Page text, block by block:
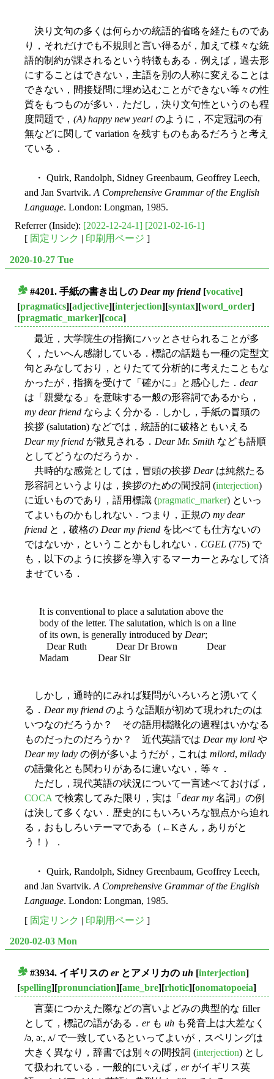
決り文句の多くは何らかの統語的省略を経たものであ
り，それだけでも不規則と言い得るが，加えて様々な統
語的制約が課されるという特徴もある．例えば，過去形
にすることはできない，主語を別の人称に変えることは
できない，間接疑問に埋め込むことができない等々の性
質をもつものが多い．ただし，決り文句性というのも程
度問題で， (A) happy new year! のように，不定冠詞の有
無などに関して variation を残すものもあるだろうと考え
ている．
・ Quirk, Randolph, Sidney Greenbaum, Geoffrey Leech,
and Jan Svartvik. A Comprehensive Grammar of the English
Language. London: Longman, 1985.
Referrer (Inside): [2022-12-24-1] [2021-02-16-1]
[ 固定リンク | 印刷用ページ ]
2020-10-27 Tue
#4201. 手紙の書き出しの Dear my friend[vocative]
[pragmatics][adjective][interjection][syntax][word_order]
[pragmatic_marker][coca]
最近，大学院生の指摘にハッとさせられることが多
く，たいへん感謝している．標記の話題も一種の定型文
句とみなしており，とりたてて分析的に考えたこともな
かったが，指摘を受けて「確かに」と感心した． dear
は「親愛なる」を意味する一般の形容詞であるから，
my dear friend ならよく分かる．しかし，手紙の冒頭の
挨拶 (salutation) などでは，統語的に破格ともいえる
Dear my friend が散見される． Dear Mr. Smith なども語順
としてどうなのだろうか．
共時的な感覚としては，冒頭の挨拶 Dearは純然たる
形容詞というよりは，挨拶のための間投詞 (interjection)
に近いものであり，語用標識 (pragmatic_marker) といっ
てよいものかもしれない．つまり，正規の my dear
friend と，破格の Dear my friend を比べても仕方ないの
ではないか，ということかもしれない． CGEL (775) で
も，以下のように挨拶を導入するマーカーとみなして済
ませている．
It is conventional to place a salutation above the
body of the letter. The salutation, which is on a line
of its own, is generally introduced by Dear;
Dear Ruth Dear Dr Brown Dear
Madam Dear Sir
しかし，通時的にみれば疑問がいろいろと湧いてく
る． Dear my friend のような語順が初めて現われたのは
いつなのだろうか？ その語用標識化の過程はいかなる
ものだったのだろうか？ 近代英語では Dear my lord や
Dear my lady の例が多いようだが，これは milord, milady
の語彙化とも関わりがあるに違いない，等々．
ただし，現代英語の状況について一言述べておけば，
COCA で検索してみた限り，実は「 dear my 名詞」の例
は決して多くない．歴史的にもいろいろな観点から迫れ
る，おもしろいテーマである（←Kさん，ありがと
う！）．
・ Quirk, Randolph, Sidney Greenbaum, Geoffrey Leech,
and Jan Svartvik. A Comprehensive Grammar of the English
Language. London: Longman, 1985.
[ 固定リンク | 印刷用ページ ]
2020-02-03 Mon
#3934. イギリスの erとアメリカの uh [interjection]
[spelling][pronunciation][ame_bre][rhotic][onomatopoeia]
言葉につかえた際などの言いよどみの典型的な filler
として，標記の語がある． erも uh も発音上は大差なく
/ə, əː, ʌ/ で一致しているといってよいが，スペリングは
大きく異なり，辞書では別々の間投詞 (interjection) とし
て扱われている．一般的にいえば， erがイギリス英